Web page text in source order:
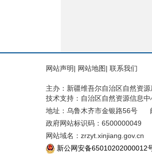
网站声明| 网站地图| 联系我们
主办：新疆维吾尔自治区自然资源
技术支持：自治区自然资源信息中
地址：乌鲁木齐市金银路56号
政府网站标识码：6500000049
网站域名：zrzyt.xinjiang.gov.cn
新公网安备65010202000012